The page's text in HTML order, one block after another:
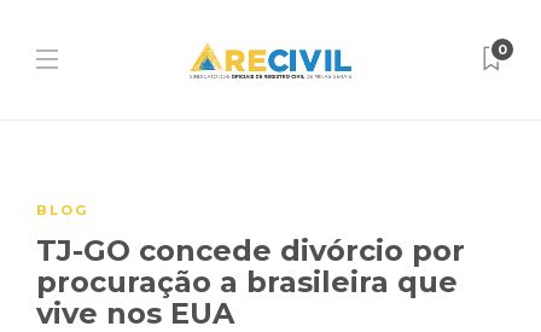
0
BLOG
TJ-GO concede divórcio por
procuração a brasileira que
vive nos EUA